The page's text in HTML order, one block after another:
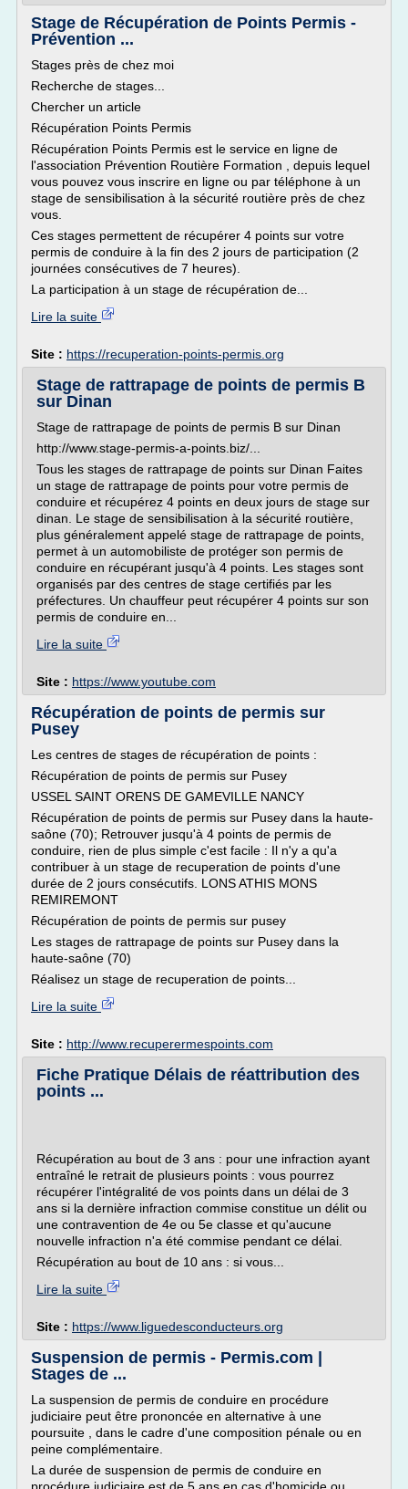
Stage de Récupération de Points Permis -
Prévention ...
Stages près de chez moi
Recherche de stages...
Chercher un article
Récupération Points Permis
Récupération Points Permis est le service en ligne de
l'association Prévention Routière Formation , depuis lequel
vous pouvez vous inscrire en ligne ou par téléphone à un
stage de sensibilisation à la sécurité routière près de chez
vous.
Ces stages permettent de récupérer 4 points sur votre
permis de conduire à la fin des 2 jours de participation (2
journées consécutives de 7 heures).
La participation à un stage de récupération de...
Lire la suite
Site : https://recuperation-points-permis.org
Stage de rattrapage de points de permis B
sur Dinan
Stage de rattrapage de points de permis B sur Dinan
http://www.stage-permis-a-points.biz/...
Tous les stages de rattrapage de points sur Dinan Faites
un stage de rattrapage de points pour votre permis de
conduire et récupérez 4 points en deux jours de stage sur
dinan. Le stage de sensibilisation à la sécurité routière,
plus généralement appelé stage de rattrapage de points,
permet à un automobiliste de protéger son permis de
conduire en récupérant jusqu'à 4 points. Les stages sont
organisés par des centres de stage certifiés par les
préfectures. Un chauffeur peut récupérer 4 points sur son
permis de conduire en...
Lire la suite
Site : https://www.youtube.com
Récupération de points de permis sur
Pusey
Les centres de stages de récupération de points :
Récupération de points de permis sur Pusey
USSEL SAINT ORENS DE GAMEVILLE NANCY
Récupération de points de permis sur Pusey dans la haute-
saône (70); Retrouver jusqu'à 4 points de permis de
conduire, rien de plus simple c'est facile : Il n'y a qu'a
contribuer à un stage de recuperation de points d'une
durée de 2 jours consécutifs. LONS ATHIS MONS
REMIREMONT
Récupération de points de permis sur pusey
Les stages de rattrapage de points sur Pusey dans la
haute-saône (70)
Réalisez un stage de recuperation de points...
Lire la suite
Site : http://www.recuperermespoints.com
Fiche Pratique Délais de réattribution des
points ...
Récupération au bout de 3 ans : pour une infraction ayant
entraîné le retrait de plusieurs points : vous pourrez
récupérer l'intégralité de vos points dans un délai de 3
ans si la dernière infraction commise constitue un délit ou
une contravention de 4e ou 5e classe et qu'aucune
nouvelle infraction n'a été commise pendant ce délai.
Récupération au bout de 10 ans : si vous...
Lire la suite
Site : https://www.liguedesconducteurs.org
Suspension de permis - Permis.com |
Stages de ...
La suspension de permis de conduire en procédure
judiciaire peut être prononcée en alternative à une
poursuite , dans le cadre d'une composition pénale ou en
peine complémentaire.
La durée de suspension de permis de conduire en